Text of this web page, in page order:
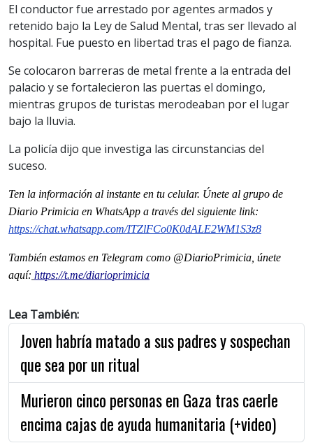
El conductor fue arrestado por agentes armados y
retenido bajo la Ley de Salud Mental, tras ser llevado al
hospital. Fue puesto en libertad tras el pago de fianza.
Se colocaron barreras de metal frente a la entrada del
palacio y se fortalecieron las puertas el domingo,
mientras grupos de turistas merodeaban por el lugar
bajo la lluvia.
La policía dijo que investiga las circunstancias del
suceso.
Ten la información al instante en tu celular. Únete al grupo de
Diario Primicia en WhatsApp a través del siguiente link:
https://chat.whatsapp.com/ITZlFCo0K0dALE2WM1S3z8
También estamos en Telegram como @DiarioPrimicia, únete
aquí: https://t.me/diarioprimicia
Lea También:
Joven habría matado a sus padres y sospechan
que sea por un ritual
Murieron cinco personas en Gaza tras caerle
encima cajas de ayuda humanitaria (+video)